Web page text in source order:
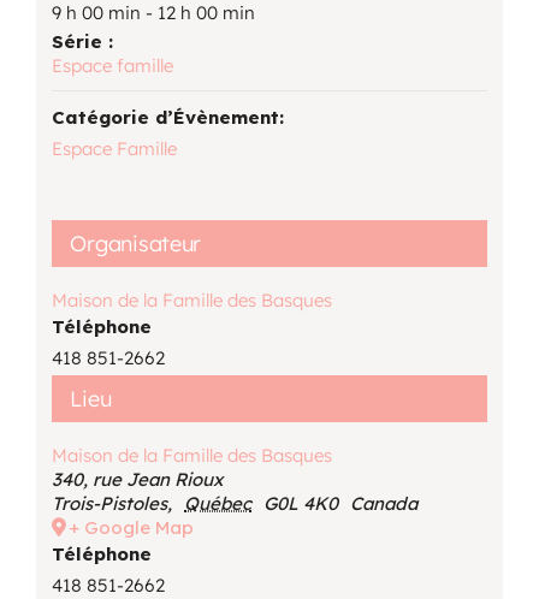
9 h 00 min - 12 h 00 min
Série :
Espace famille
Catégorie d’Évènement:
Espace Famille
Lieu
Maison de la Famille des Basques
340, rue Jean Rioux
Trois-Pistoles, Québec G0L 4K0 Canada
+ Google Map
Téléphone
418 851-2662
Organisateur
Maison de la Famille des Basques
Téléphone
418 851-2662